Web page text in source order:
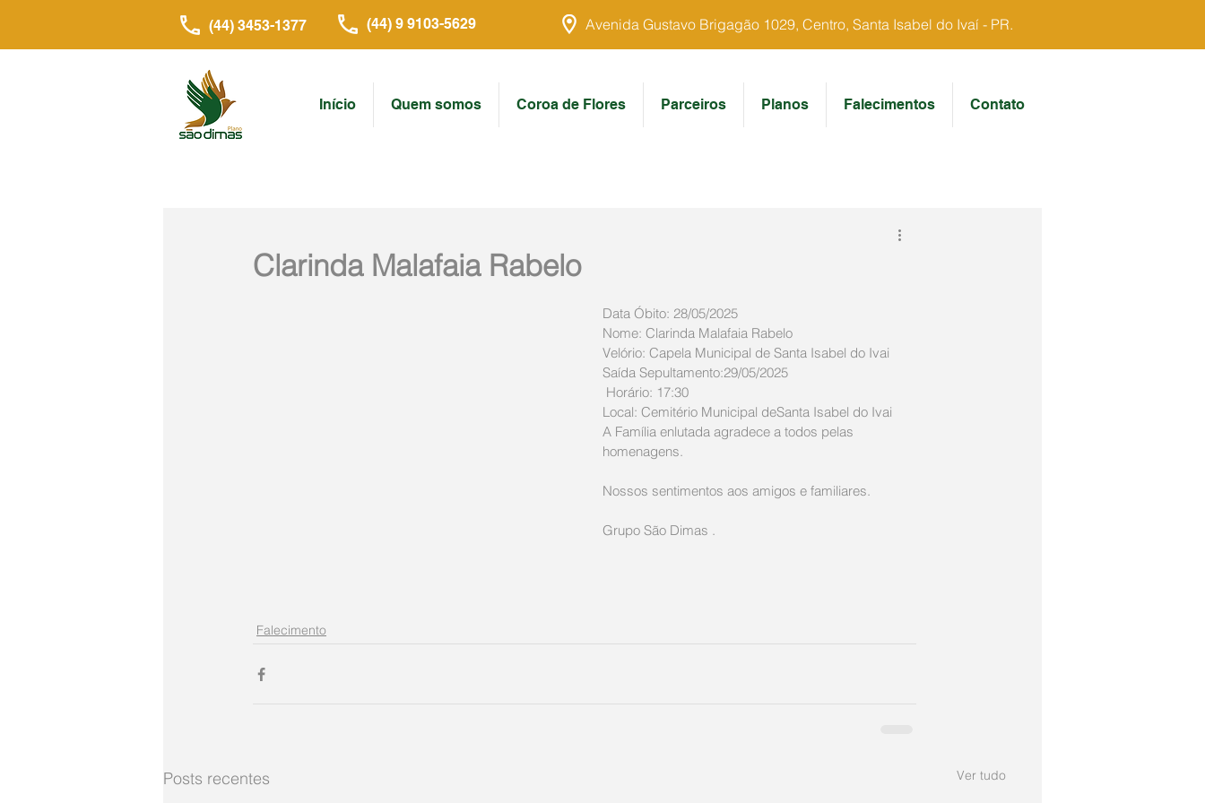
(44) 3453-1377 (44) 9 9103-5629 Avenida Gustavo Brigagão 1029, Centro, Santa Isabel do Ivaí - PR.
Início Quem somos Coroa de Flores Parceiros Planos Falecimentos Contato
Clarinda Malafaia Rabelo
Data Óbito: 28/05/2025
Nome: Clarinda Malafaia Rabelo
Velório: Capela Municipal de Santa Isabel do Ivai
Saída Sepultamento:29/05/2025
Horário: 17:30
Local: Cemitério Municipal deSanta Isabel do Ivai
A Família enlutada agradece a todos pelas
homenagens.
Nossos sentimentos aos amigos e familiares.
Grupo São Dimas .
Falecimento
Posts recentes Ver tudo